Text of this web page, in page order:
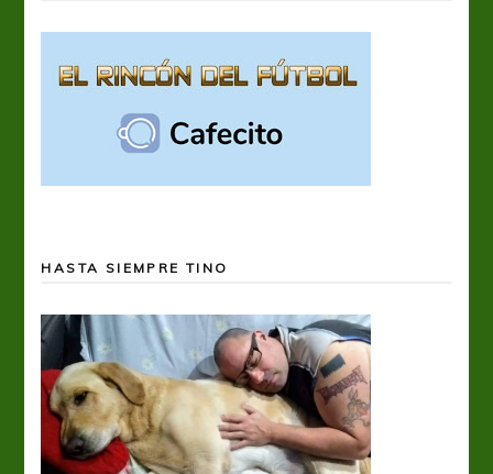
HASTA SIEMPRE TINO